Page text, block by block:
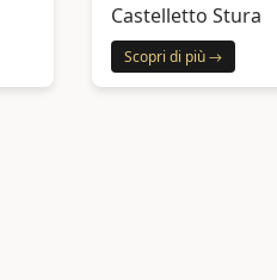
Castelletto Stura
Scopri di più →